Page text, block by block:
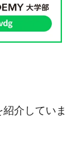
介していま